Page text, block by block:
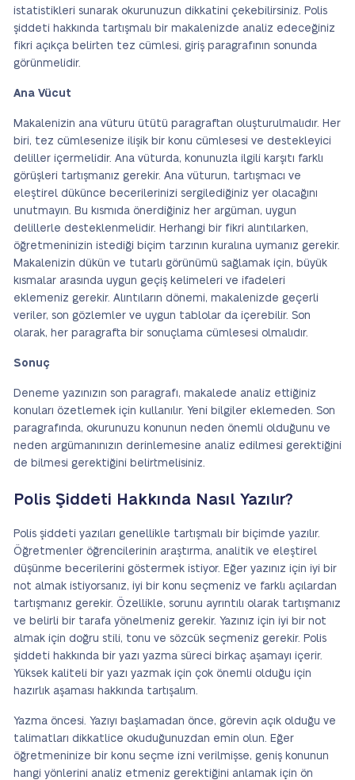
istatistikleri sunarak okurunuzun dikkatini çekebilirsiniz. Polis
şiddeti hakkında tartışmalı bir makalenizde analiz edeceğiniz
fikri açıkça belirten tez cümlesi, giriş paragrafının sonunda
görünmelidir.
Ana Vücut
Makalenizin ana vüturu ütütü paragraftan oluşturulmalıdır. Her
biri, tez cümlesenize ilişik bir konu cümlesesi ve destekleyici
deliller içermelidir. Ana vüturda, konunuzla ilgili karşıtı farklı
görüşleri tartışmanız gerekir. Ana vüturun, tartışmacı ve
eleştirel dükünce becerilerinizi sergilediğiniz yer olacağını
unutmayın. Bu kısmıda önerdiğiniz her argüman, uygun
delillerle desteklenmelidir. Herhangi bir fikri alıntılarken,
öğretmeninizin istediği biçim tarzının kuralına uymanız gerekir.
Makalenizin dükün ve tutarlı görünümü sağlamak için, büyük
kısmalar arasında uygun geçiş kelimeleri ve ifadeleri
eklemeniz gerekir. Alıntıların dönemi, makalenizde geçerli
veriler, son gözlemler ve uygun tablolar da içerebilir. Son
olarak, her paragrafta bir sonuçlama cümlesesi olmalıdır.
Sonuç
Deneme yazınızın son paragrafı, makalede analiz ettiğiniz
konuları özetlemek için kullanılır. Yeni bilgiler eklemeden. Son
paragrafında, okurunuzu konunun neden önemli olduğunu ve
neden argümanınızın derinlemesine analiz edilmesi gerektiğini
de bilmesi gerektiğini belirtmelisiniz.
Polis Şiddeti Hakkında Nasıl Yazılır?
Polis şiddeti yazıları genellikle tartışmalı bir biçimde yazılır.
Öğretmenler öğrencilerinin araştırma, analitik ve eleştirel
düşünme becerilerini göstermek istiyor. Eğer yazınız için iyi bir
not almak istiyorsanız, iyi bir konu seçmeniz ve farklı açılardan
tartışmanız gerekir. Özellikle, sorunu ayrıntılı olarak tartışmanız
ve belirli bir tarafa yönelmeniz gerekir. Yazınız için iyi bir not
almak için doğru stili, tonu ve sözcük seçmeniz gerekir. Polis
şiddeti hakkında bir yazı yazma süreci birkaç aşamayı içerir.
Yüksek kaliteli bir yazı yazmak için çok önemli olduğu için
hazırlık aşaması hakkında tartışalım.
Yazma öncesi. Yazıyı başlamadan önce, görevin açık olduğu ve
talimatları dikkatlice okuduğunuzdan emin olun. Eğer
öğretmeninize bir konu seçme izni verilmişse, geniş konunun
hangi yönlerini analiz etmeniz gerektiğini anlamak için ön